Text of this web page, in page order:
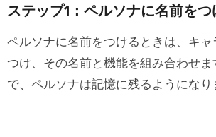
ステップ1：ペルソナに名前をつ
ペルソナに名前をつけるときは、キ
つけ、その名前と機能を組み合わせま
で、ペルソナは記憶に残るようになり